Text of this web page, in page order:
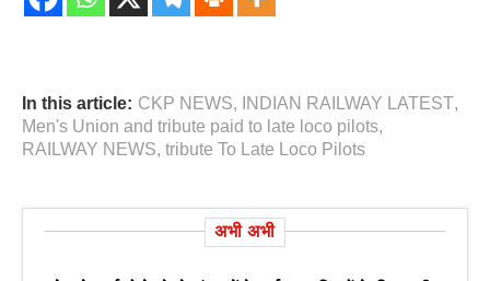
In this article: CKP NEWS, INDIAN RAILWAY LATEST,
Men's Union and tribute paid to late loco pilots,
RAILWAY NEWS, tribute To Late Loco Pilots
अभी अभी